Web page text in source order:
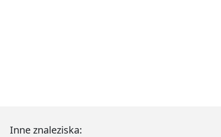
Inne znaleziska: